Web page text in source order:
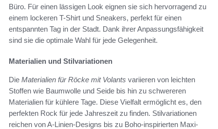
Büro. Für einen lässigen Look eignen sie sich hervorragend zu
einem lockeren T-Shirt und Sneakers, perfekt für einen
entspannten Tag in der Stadt. Dank ihrer Anpassungsfähigkeit
sind sie die optimale Wahl für jede Gelegenheit.
Materialien und Stilvariationen
Die Materialien für Röcke mit Volants variieren von leichten
Stoffen wie Baumwolle und Seide bis hin zu schwereren
Materialien für kühlere Tage. Diese Vielfalt ermöglicht es, den
perfekten Rock für jede Jahreszeit zu finden. Stilvariationen
reichen von A-Linien-Designs bis zu Boho-inspirierten Maxi-